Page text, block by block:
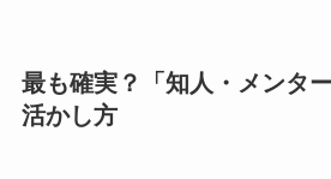
最も確実？「知人・メンタ
活かし方